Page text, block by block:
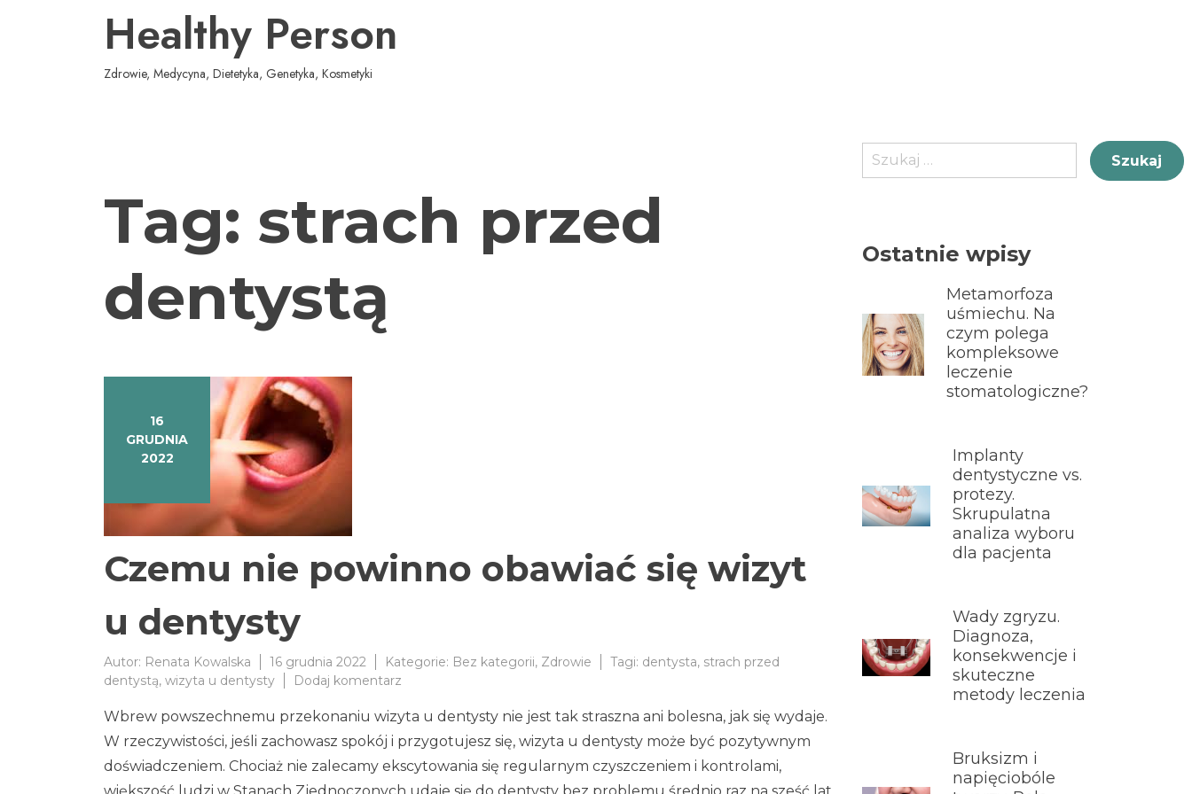
Healthy Person
Zdrowie, Medycyna, Dietetyka, Genetyka, Kosmetyki
Tag: strach przed
dentystą
16
GRUDNIA
2022
Czemu nie powinno obawiać się wizyt
u dentysty
Autor: Renata Kowalska 16 grudnia 2022 Kategorie: Bez kategorii, Zdrowie Tagi: dentysta, strach przed
dentystą, wizyta u dentysty Dodaj komentarz
nie
powinno
obawiać
się
Wbrew powszechnemu przekonaniu wizyta u dentysty nie jest tak straszna ani bolesna, jak się wydaje.
W rzeczywistości, jeśli zachowasz spokój i przygotujesz się, wizyta u dentysty może być pozytywnym
doświadczeniem. Chociaż nie zalecamy ekscytowania się regularnym czyszczeniem i kontrolami,
Szukaj:
Ostatnie wpisy
Metamorfoza
uśmiechu. Na
czym polega
kompleksowe
leczenie
stomatologiczne?
Implanty
dentystyczne vs.
protezy.
Skrupulatna
analiza wyboru
dla pacjenta
Wady zgryzu.
Diagnoza,
konsekwencje i
skuteczne
metody leczenia
Bruksizm i
napięciobóle